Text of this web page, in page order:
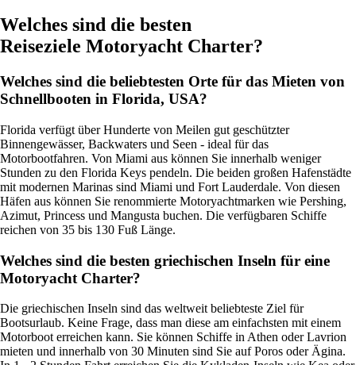
Welches sind die besten
Reiseziele Motoryacht Charter?
Welches sind die beliebtesten Orte für das Mieten von
Schnellbooten in Florida, USA?
Florida verfügt über Hunderte von Meilen gut geschützter
Binnengewässer, Backwaters und Seen - ideal für das
Motorbootfahren. Von Miami aus können Sie innerhalb weniger
Stunden zu den Florida Keys pendeln. Die beiden großen Hafenstädte
mit modernen Marinas sind Miami und Fort Lauderdale. Von diesen
Häfen aus können Sie renommierte Motoryachtmarken wie Pershing,
Azimut, Princess und Mangusta buchen. Die verfügbaren Schiffe
reichen von 35 bis 130 Fuß Länge.
Welches sind die besten griechischen Inseln für eine
Motoryacht Charter?
Die griechischen Inseln sind das weltweit beliebteste Ziel für
Bootsurlaub. Keine Frage, dass man diese am einfachsten mit einem
Motorboot erreichen kann. Sie können Schiffe in Athen oder Lavrion
mieten und innerhalb von 30 Minuten sind Sie auf Poros oder Ägina.